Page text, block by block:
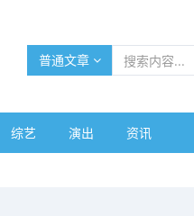
普通文章
综艺 演出 资讯